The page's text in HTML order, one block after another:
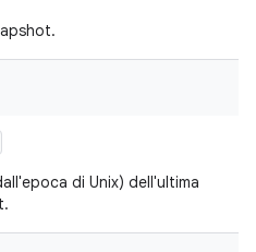
di Unix) dell'ultima